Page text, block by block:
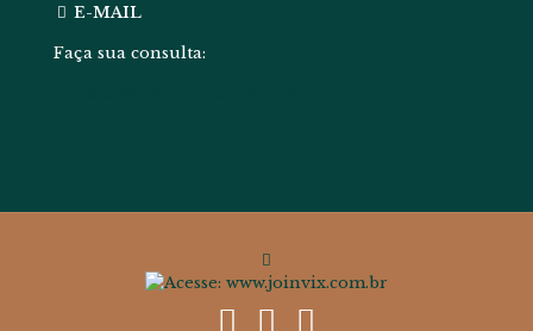
E-MAIL
Faça sua consulta: